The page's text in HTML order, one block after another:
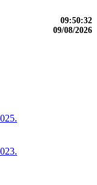
09:50:33
09/08/2026